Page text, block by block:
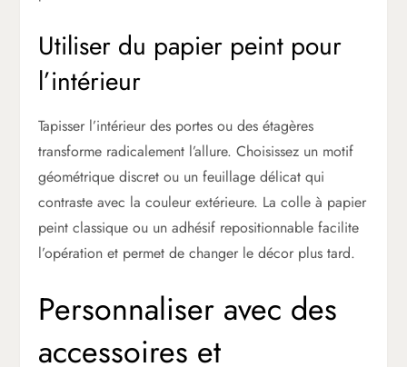
Utiliser du papier peint pour
l’intérieur
Tapisser l’intérieur des portes ou des étagères
transforme radicalement l’allure. Choisissez un motif
géométrique discret ou un feuillage délicat qui
contraste avec la couleur extérieure. La colle à papier
peint classique ou un adhésif repositionnable facilite
l’opération et permet de changer le décor plus tard.
Personnaliser avec des
accessoires et